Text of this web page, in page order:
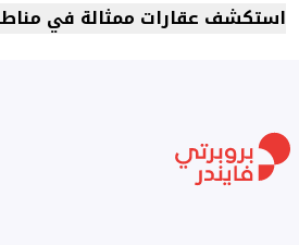
استكشف عقارات ممثالة في